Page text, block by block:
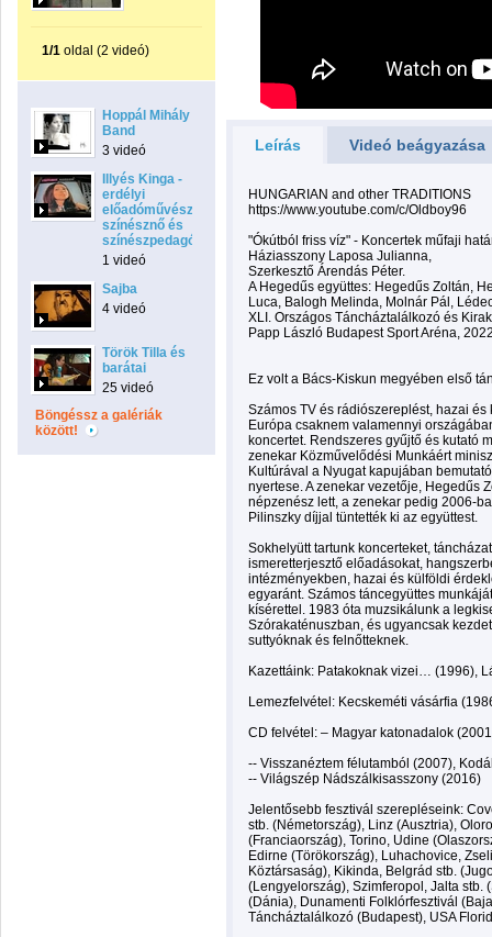
1/1 oldal (2 videó)
Hoppál Mihály
Band
3 videó
Illyés Kinga -
erdélyi
előadóművésznő,
színésznő és
színészpedagógus
1 videó
Sajba
4 videó
Török Tilla és
barátai
25 videó
Böngéssz a galériák
között!
Leírás Videó beágyazása
HUNGARIAN and other TRADITIONS
https://www.youtube.com/c/Oldboy96
"Ókútból friss víz" - Koncertek műfaji
Háziasszony Laposa Julianna,
Szerkesztő Árendás Péter.
A Hegedűs együttes: Hegedűs Zoltán,
Luca, Balogh Melinda, Molnár Pál,
XLI. Országos Táncháztalálkozó és
Papp László Budapest Sport Aréna,
Ez volt a Bács-Kiskun megyében első
Számos TV és rádiószereplést, hazai
Európa csaknem valamennyi
koncertet. Rendszeres gyűjtő és kutató
zenekar Közművelődési Munkáért
Kultúrával a Nyugat kapujában
nyertese. A zenekar vezetője, Hegedűs
népzenész lett, a zenekar pedig 2006-
Pilinszky díjjal tüntették ki az együttest.
Sokhelyütt tartunk koncerteket,
ismeretterjesztő előadásokat,
intézményekben, hazai és külföldi
egyaránt. Számos táncegyüttes
kísérettel. 1983 óta muzsikálunk a
Szórakaténuszban, és ugyancsak
suttyóknak és felnőtteknek.
Kazettáink: Patakoknak vizei… (1996),
Lemezfelvétel: Kecskeméti vásárfia
CD felvétel: – Magyar katonadalok
-- Visszanéztem félutamból (2007),
-- Világszép Nádszálkisasszony (2016)
Jelentősebb fesztivál szerepléseink:
stb. (Németország), Linz (Ausztria),
(Franciaország), Torino, Udine
Edirne (Törökország), Luhachovice,
Köztársaság), Kikinda, Belgrád stb.
(Lengyelország), Szimferopol, Jalta stb.
(Dánia), Dunamenti Folklórfesztivál
Táncháztalálkozó (Budapest), USA